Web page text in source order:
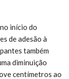
início do
de adesão à
também
diminuição
centímetros ao